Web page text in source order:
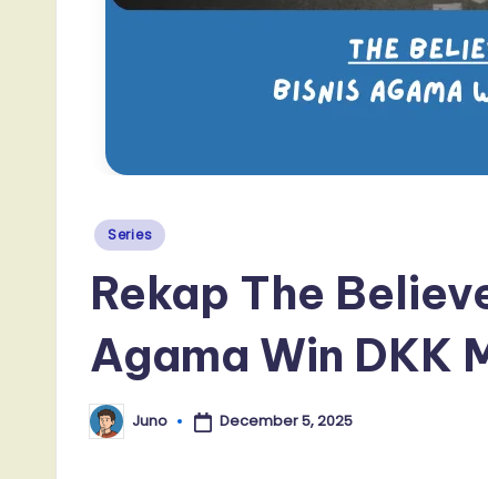
Posted
Series
Rekap The
Agama Win DKK
Posted
by
Juno December 5, 2025